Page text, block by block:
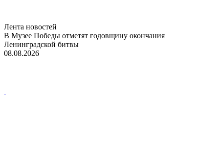
Лента новостей
В Музее Победы отметят годовщину окончания
Ленинградской битвы
08.08.2026